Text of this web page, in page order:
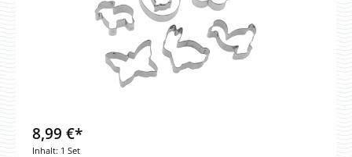
8,99 €*
Inhalt: 1 Set